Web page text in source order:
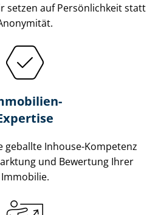
setzen auf Persönlichkeit statt
geballte Inhouse-Kompetenz
und Bewertung Ihrer
Immobilie.